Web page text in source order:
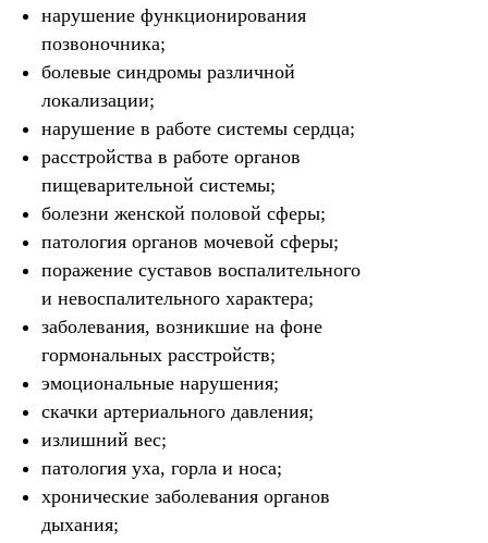
нарушение функционирования
позвоночника;
болевые синдромы различной
локализации;
нарушение в работе системы сердца;
расстройства в работе органов
пищеварительной системы;
болезни женской половой сферы;
патология органов мочевой сферы;
поражение суставов воспалительного
и невоспалительного характера;
заболевания, возникшие на фоне
гормональных расстройств;
эмоциональные нарушения;
скачки артериального давления;
излишний вес;
патология уха, горла и носа;
хронические заболевания органов
дыхания;